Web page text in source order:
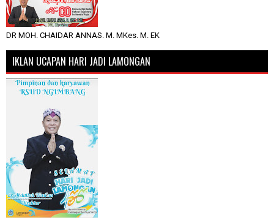
DR MOH. CHAIDAR ANNAS. M. MKes. M. EK
IKLAN UCAPAN HARI JADI LAMONGAN